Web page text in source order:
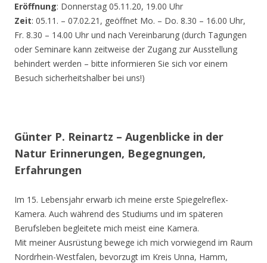
Eröffnung: Donnerstag 05.11.20, 19.00 Uhr
Zeit: 05.11. – 07.02.21, geöffnet Mo. – Do. 8.30 – 16.00 Uhr,
Fr. 8.30 – 14.00 Uhr und nach Vereinbarung (durch Tagungen
oder Seminare kann zeitweise der Zugang zur Ausstellung
behindert werden – bitte informieren Sie sich vor einem
Besuch sicherheitshalber bei uns!)
Günter P. Reinartz – Augenblicke in der
Natur Erinnerungen, Begegnungen,
Erfahrungen
Im 15. Lebensjahr erwarb ich meine erste Spiegelreflex-
Kamera. Auch während des Studiums und im späteren
Berufsleben begleitete mich meist eine Kamera.
Mit meiner Ausrüstung bewege ich mich vorwiegend im Raum
Nordrhein-Westfalen, bevorzugt im Kreis Unna, Hamm,